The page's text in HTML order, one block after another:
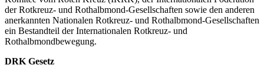
der Rotkreuz- und Rothalbmond-Gesellschaften sowie den anderen
anerkannten Nationalen Rotkreuz- und Rothalbmond-Gesellschaften
ein Bestandteil der Internationalen Rotkreuz- und
Rothalbmondbewegung.
DRK Gesetz